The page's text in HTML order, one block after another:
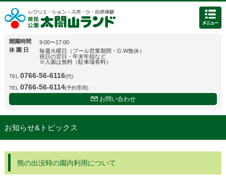
開園時間
9:00〜17:00
休 園 日
毎週火曜日（プール営業期間・G.W無休）
祝日の翌日・年末年始など
※入園は無料（駐車場有料）
TEL.0766-56-6116(代)
TEL.0766-56-6114(予約専用)
お問い合わせ
お知らせ&トピックス
熊の出没時の園内利用について